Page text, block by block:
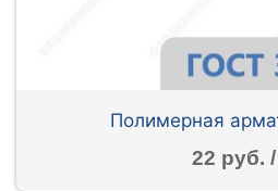
Полимерная
22 руб.